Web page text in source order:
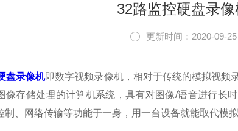
32路监控硬盘录
更新时间：2020-09-
盘录像机即数字视频录像机，相对于传统的模拟视频
像存储处理的计算机系统，具有对图像/语音进行长
制、网络传输等功能于一身，用一台设备就能取代模